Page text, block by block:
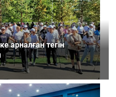
арналған тегін